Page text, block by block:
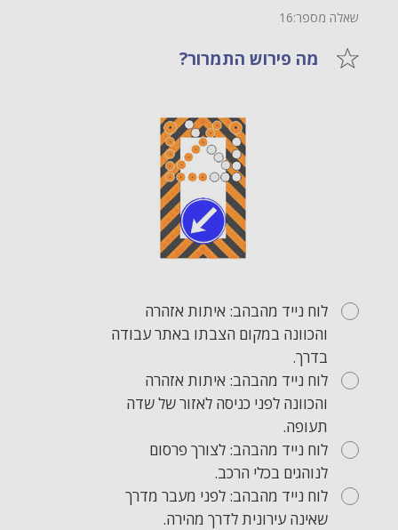
שאלה מספר:16
מה פירוש התמרור?
לוח נייד מהבהב: איתות אזהרה
והכוונה במקום הצבתו באתר עבודה
בדרך.
לוח נייד מהבהב: איתות אזהרה
והכוונה לפני כניסה לאזור של שדה
תעופה.
לוח נייד מהבהב: לצורך פרסום
לנוהגים בכלי הרכב.
לוח נייד מהבהב: לפני מעבר מדרך
שאינה עירונית לדרך מהירה.